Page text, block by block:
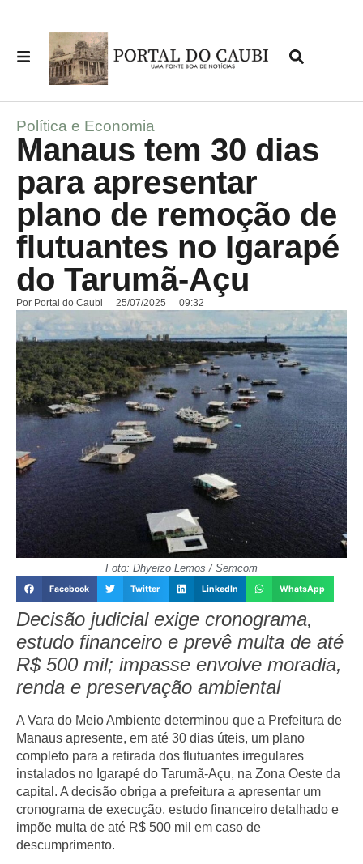
Política e Economia
Manaus tem 30 dias
para apresentar
plano de remoção de
flutuantes no Igarapé
do Tarumã-Açu
Por Portal do Caubi 25/07/2025 09:32
Foto: Dhyeizo Lemos / Semcom
Facebook Twitter LinkedIn WhatsApp
Decisão judicial exige cronograma,
estudo financeiro e prevê multa de até
R$ 500 mil; impasse envolve moradia,
renda e preservação ambiental
A Vara do Meio Ambiente determinou que a Prefeitura de
Manaus apresente, em até 30 dias úteis, um plano
completo para a retirada dos flutuantes irregulares
instalados no Igarapé do Tarumã-Açu, na Zona Oeste da
capital. A decisão obriga a prefeitura a apresentar um
cronograma de execução, estudo financeiro detalhado e
impõe multa de até R$ 500 mil em caso de
descumprimento.